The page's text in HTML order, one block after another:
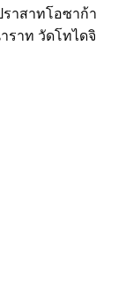
ราสาทโอซาก้า
ราท วัดโทไดจิ